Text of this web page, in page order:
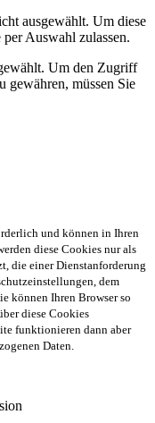
ausgewählt. Um diese
per Auswahl zulassen.
Um den Zugriff
gewähren, müssen Sie
und können in Ihren
diese Cookies nur als
die einer Dienstanforderung
dem
können Ihren Browser so
diese Cookies
funktionieren dann aber
Daten.